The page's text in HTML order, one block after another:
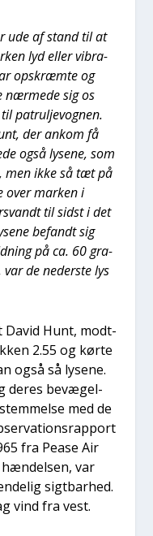
ude af stand til at
lyd eller vibra­
opskræm­te og
nær­me­de sig os
patrul­je­vog­nen.
der ankom få
også lyse­ne, som
men ikke så tæt på
over mar­ken i
til sidst i det
befandt sig
på ca. 60 gra­
de neder­ste lys
David Hunt, modt­
2.55 og kør­te
også så lyse­ne.
deres bevæ­gel­
med de
fra Pea­se Air
var
sigt­bar­hed.
vind fra vest.